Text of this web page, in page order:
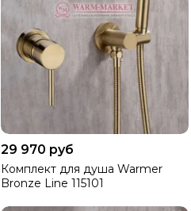
29 970 руб
Комплект для душа Warmer
Bronze Line 115101